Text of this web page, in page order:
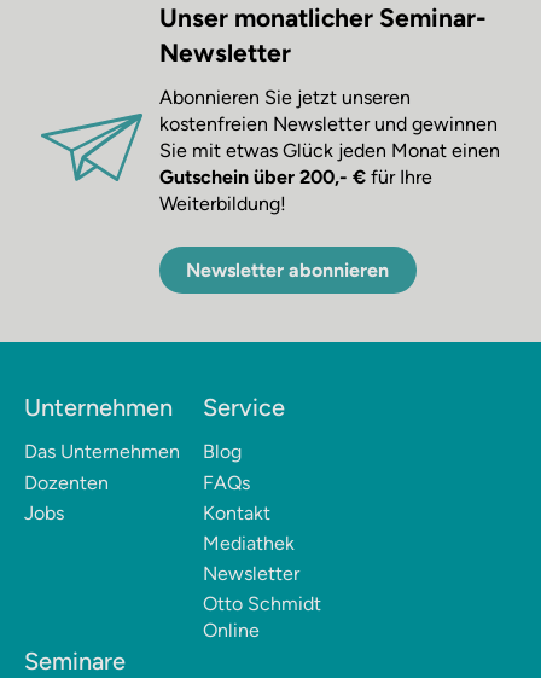
Unser monatlicher Seminar-
Newsletter
Abonnieren Sie jetzt unseren
kostenfreien Newsletter und gewinnen
Sie mit etwas Glück jeden Monat einen
Gutschein über 200,- € für Ihre
Weiterbildung!
Newsletter abonnieren
Unternehmen
Das Unternehmen
Dozenten
Jobs
Service
Blog
FAQs
Kontakt
Mediathek
Newsletter
Otto Schmidt
Online
Seminare